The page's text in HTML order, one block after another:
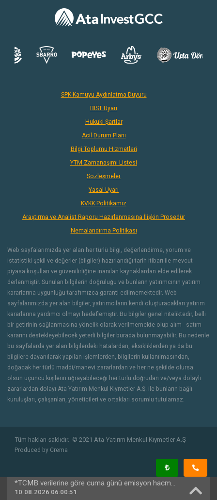
SPK Kamuyu Aydınlatma Duyuru
BIST Uyarı
Hukuki Şartlar
Acil Durum Planı
Bilgi Toplumu Hizmetleri
YTM Zamanaşımı Listesi
Sözleşmeler
Yasal Uyarı
KVKK Politikamız
Araştırma ve Analist Raporu Hazırlanmasına İlişkin Prosedür
Nemalandırma Politikası
Web sayfalarımızda yer alan her türlü bilgi, değerlendirme, yorum ve
istatistiki şekil ve değerler (bilgiler) hazırlandığı tarih itibarı ile mevcut
piyasa koşulları ve güvenilirliğine inanılan kaynaklardan elde edilerek
derlenmiştir. Sunulan bilgilerin doğruluğu ve bunların yatırımcının yatırım
kararlarına uygunluğu tarafımızca garanti edilmemektedir. Web
sayfalarımızda yer alan bilgiler, yatırımcıların kendi oluşturacakları yatırım
kararlarına yardımcı olmayı hedeflemiştir. Bu bilgiler genel niteliktedir, belli
bir getirinin sağlanmasına yönelik olarak verilmemekte olup alım - satım
kararını destekleyebilecek yeterli bilgiler burada bulunmayabilir. Bu nedenle
bu sayfalarda yer alan bilgilerdeki hatalardan, eksikliklerden ya da bu
bilgilere dayanılarak yapılan işlemlerden, bilgilerin kullanılmasından,
doğacak her türlü maddi/manevi zararlardan ve her ne şekilde olursa
olsun üçüncü kişilerin uğrayabileceği her türlü doğrudan ve/veya dolaylı
zararlardan dolayı Ata Yatırım Menkul Kıymetler A.Ş. ile bunların bağlı
kuruluşları, çalışanları, yöneticileri ve ortakları sorumlu tutulamaz.
Tüm hakları saklıdır. © 2021 Ata Yatırım Menkul Kıymetler A.Ş
Produced by Crema
*TCMB verilerine göre cuma günü emisyon hacmi 987,201,510,382.50 TL oldu
10.08.2026 06:00:51